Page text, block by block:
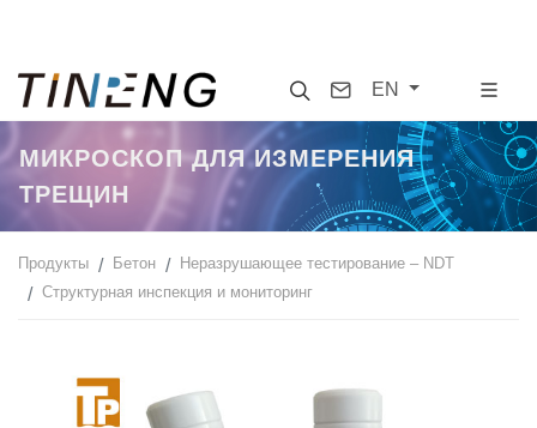
SearchContact
EN
МИКРОСКОП ДЛЯ ИЗМЕРЕНИЯ
ТРЕЩИН
Продукты Бетон
Неразрушающее тестирование – NDT
Cтруктурная инспекция и мониторинг